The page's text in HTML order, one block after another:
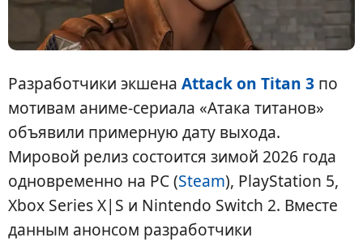
Разработчики экшена Attack on Titan 3 по
мотивам аниме-сериала «Атака титанов»
объявили примерную дату выхода.
Мировой релиз состоится зимой 2026 года
одновременно на PC (Steam), PlayStation 5,
Xbox Series X|S и Nintendo Switch 2. Вместе
данным анонсом разработчики